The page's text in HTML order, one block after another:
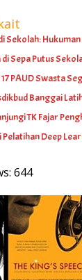
Sekolah:
Sepa Putus
PAUD Swasta
Banggai
TK Fajar
Deep
644